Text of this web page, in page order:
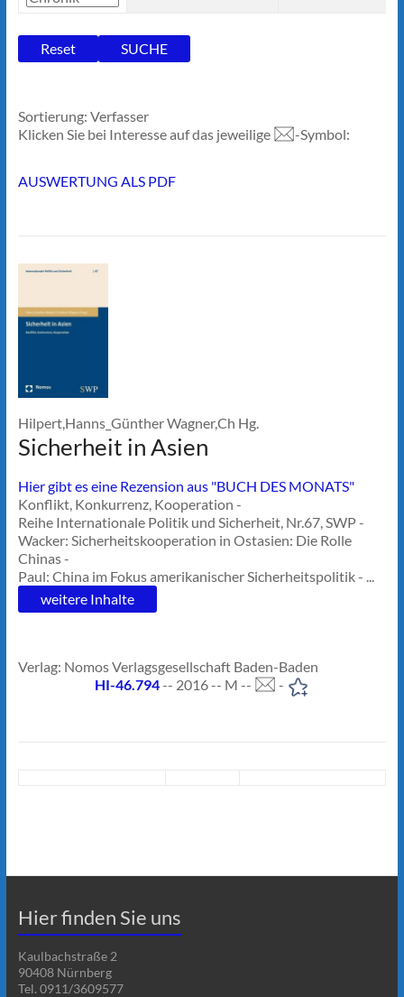
Sortierung: Verfasser
Klicken Sie bei Interesse auf das jeweilige
-Symbol:
AUSWERTUNG ALS PDF
Hilpert,Hanns_Günther Wagner,Ch Hg.
Sicherheit in Asien
Hier gibt es eine Rezension aus "BUCH DES MONATS"
Konflikt, Konkurrenz, Kooperation -
Reihe Internationale Politik und Sicherheit, Nr.67, SWP -
Wacker: Sicherheitskooperation in Ostasien: Die Rolle
Chinas -
Paul: China im Fokus amerikanischer Sicherheitspolitik - ...
weitere Inhalte
Verlag: Nomos Verlagsgesellschaft Baden-Baden
HI-46.794-- 2016 -- M -- -
Hier finden Sie uns
Kaulbachstraße 2
90408 Nürnberg
Tel. 0911/3609577